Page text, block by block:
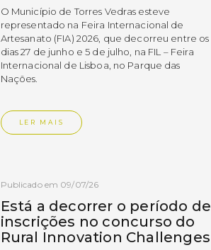
O Município de Torres Vedras esteve
representado na Feira Internacional de
Artesanato (FIA) 2026, que decorreu entre os
dias 27 de junho e 5 de julho, na FIL – Feira
Internacional de Lisboa, no Parque das
Nações.
LER MAIS
Publicado em 09/07/26
Está a decorrer o período de
inscrições no concurso do
Rural Innovation Challenges